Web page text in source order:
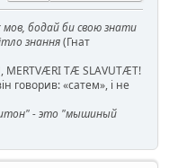
мов, бодай би свою знати
знання(Гнат
MERTVÆRI TÆ SLAVUTÆT!
говорив: «сатем», і не
- это "мышиный